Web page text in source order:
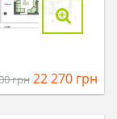
грн 22 270 грн